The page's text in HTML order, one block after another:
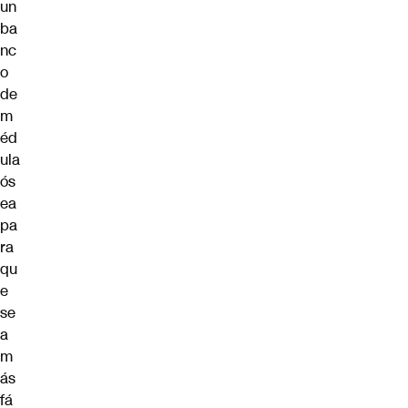
un
ba
nc
o
de
m
éd
ula
ós
ea
pa
ra
qu
e
se
a
m
ás
fá